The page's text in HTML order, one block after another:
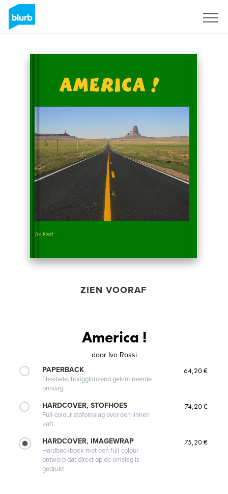
ZIEN VOORAF
America !
door Ivo Rossi
PAPERBACK
Flexibele, hoogglanzend gelamineerde
omslag
64,20 €
HARDCOVER, STOFHOES
Full-colour stofomslag over een linnen
kaft
74,20 €
HARDCOVER, IMAGEWRAP
Hardbackboek met een full-colour
ontwerp dat direct op de omslag is
gedrukt
75,20 €